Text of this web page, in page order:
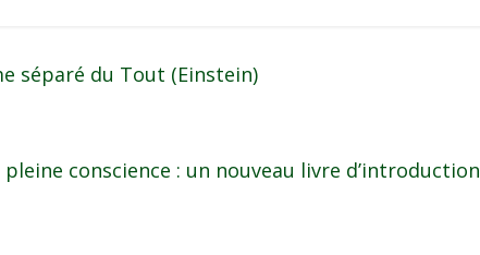
séparé du Tout (Einstein)
conscience : un nouveau livre d’introduction